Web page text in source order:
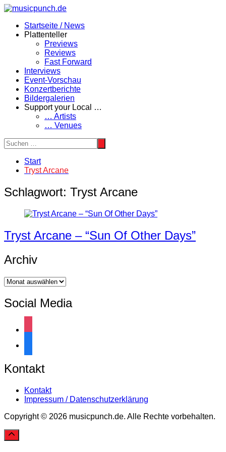
Zum
springenStartseite / News
Plattenteller
Previews
Reviews
Fast Forward
Interviews
Event-Vorschau
Konzertberichte
Bildergalerien
Support your Local …
… Artists
… Venues
Start
Tryst Arcane
Schlagwort: Tryst Arcane
Tryst Arcane – “Sun Of Other Days”
Archiv
Archiv
Social Media
Kontakt
Kontakt
Impressum / Datenschutzerklärung
Copyright © 2026 musicpunch.de. Alle Rechte vorbehalten.